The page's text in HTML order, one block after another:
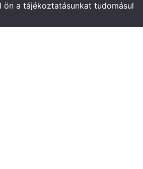
ön a tájékoztatásunkat tudomásul